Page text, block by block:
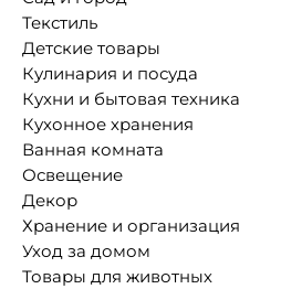
Текстиль
Детские товары
Кулинария и посуда
Кухни и бытовая техника
Кухонное хранения
Ванная комната
Освещение
Декор
Хранение и организация
Уход за домом
Товары для животных